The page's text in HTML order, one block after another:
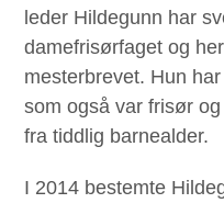
leder Hildegunn har
damefrisørfaget og
mesterbrevet. Hun
som også var frisør
fra tiddlig barnealder.
I 2014 bestemte